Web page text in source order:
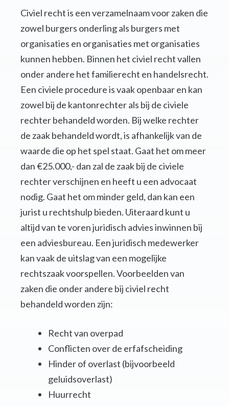
Civiel recht is een verzamelnaam voor zaken die
zowel burgers onderling als burgers met
organisaties en organisaties met organisaties
kunnen hebben. Binnen het civiel recht vallen
onder andere het familierecht en handelsrecht.
Een civiele procedure is vaak openbaar en kan
zowel bij de kantonrechter als bij de civiele
rechter behandeld worden. Bij welke rechter
de zaak behandeld wordt, is afhankelijk van de
waarde die op het spel staat. Gaat het om meer
dan €25.000,- dan zal de zaak bij de civiele
rechter verschijnen en heeft u een advocaat
nodig. Gaat het om minder geld, dan kan een
jurist u rechtshulp bieden. Uiteraard kunt u
altijd van te voren juridisch advies inwinnen bij
een adviesbureau. Een juridisch medewerker
kan vaak de uitslag van een mogelijke
rechtszaak voorspellen. Voorbeelden van
zaken die onder andere bij civiel recht
behandeld worden zijn:
Recht van overpad
Conflicten over de erfafscheiding
Hinder of overlast (bijvoorbeeld
geluidsoverlast)
Huurrecht